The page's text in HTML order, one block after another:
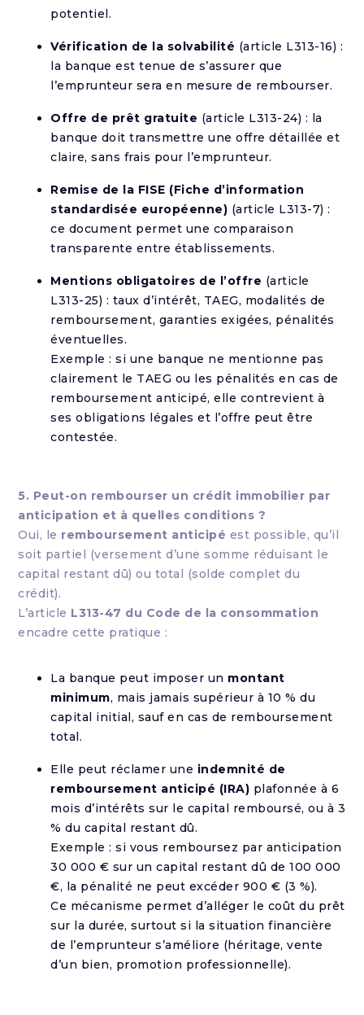
potentiel.
Vérification de la solvabilité (article L313-16) :
la banque est tenue de s’assurer que
l’emprunteur sera en mesure de rembourser.
Offre de prêt gratuite (article L313-24) : la
banque doit transmettre une offre détaillée et
claire, sans frais pour l’emprunteur.
Remise de la FISE (Fiche d’information
standardisée européenne) (article L313-7) :
ce document permet une comparaison
transparente entre établissements.
Mentions obligatoires de l’offre (article
L313-25) : taux d’intérêt, TAEG, modalités de
remboursement, garanties exigées, pénalités
éventuelles.
Exemple : si une banque ne mentionne pas
clairement le TAEG ou les pénalités en cas de
remboursement anticipé, elle contrevient à
ses obligations légales et l’offre peut être
contestée.
5. Peut-on rembourser un crédit immobilier par
anticipation et à quelles conditions ?
Oui, le remboursement anticipé est possible, qu’il
soit partiel (versement d’une somme réduisant le
capital restant dû) ou total (solde complet du
crédit).
L’article L313-47 du Code de la consommation
encadre cette pratique :
La banque peut imposer un montant
minimum, mais jamais supérieur à 10 % du
capital initial, sauf en cas de remboursement
total.
Elle peut réclamer une indemnité de
remboursement anticipé (IRA) plafonnée à 6
mois d’intérêts sur le capital remboursé, ou à 3
% du capital restant dû.
Exemple : si vous remboursez par anticipation
30 000 € sur un capital restant dû de 100 000
€, la pénalité ne peut excéder 900 € (3 %).
Ce mécanisme permet d’alléger le coût du prêt
sur la durée, surtout si la situation financière
de l’emprunteur s’améliore (héritage, vente
d’un bien, promotion professionnelle).